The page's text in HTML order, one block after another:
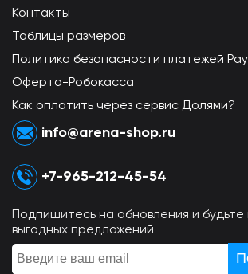
Контакты
Таблицы размеров
Политика безопасности платежей
Оферта-Робокасса
Как оплатить через сервис Долями?
info@arena-shop.ru
+7-965-212-45-54
Подпишитесь на обновления и будьте
выгодных предложений